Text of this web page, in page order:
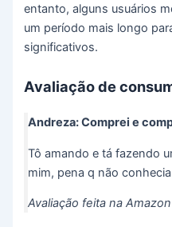
entanto, alguns usuários
um período mais longo
significativos.
Avaliação de
Andreza: Comprei e
Tô amando e tá fazendo
mim, pena q não
Avaliação feita na